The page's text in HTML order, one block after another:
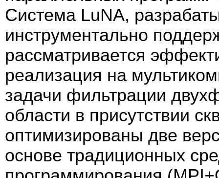
Система LuNA,
инструментально
рассматривается
реализация на
задачи фильтрации
области в присутствии
оптимизированы две
основе традиционных